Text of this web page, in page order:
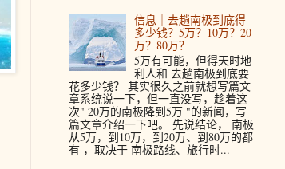
信息｜去趟南极到底得
多少钱？5万？10万？20
万？80万？
5万有可能，但得天时地
利人和 去趟南极到底要
花多少钱？ 其实很久之前就想写篇文
章系统说一下，但一直没写，趁着这
次" 20万的南极降到5万 "的新闻，写
篇文章介绍一下吧。 先说结论， 南极
从5万，到10万，到20万、到80万的都
有 ，取决于 南极路线、旅行时...